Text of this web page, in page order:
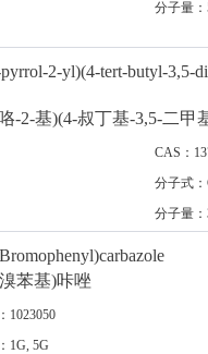
分子量：
2-yl)(4-tert-butyl-3,5-
-2-基)(4-叔丁基-3,5-二
CAS：
分子式
分子量：
苯基)咔唑
1023050
1G, 5G